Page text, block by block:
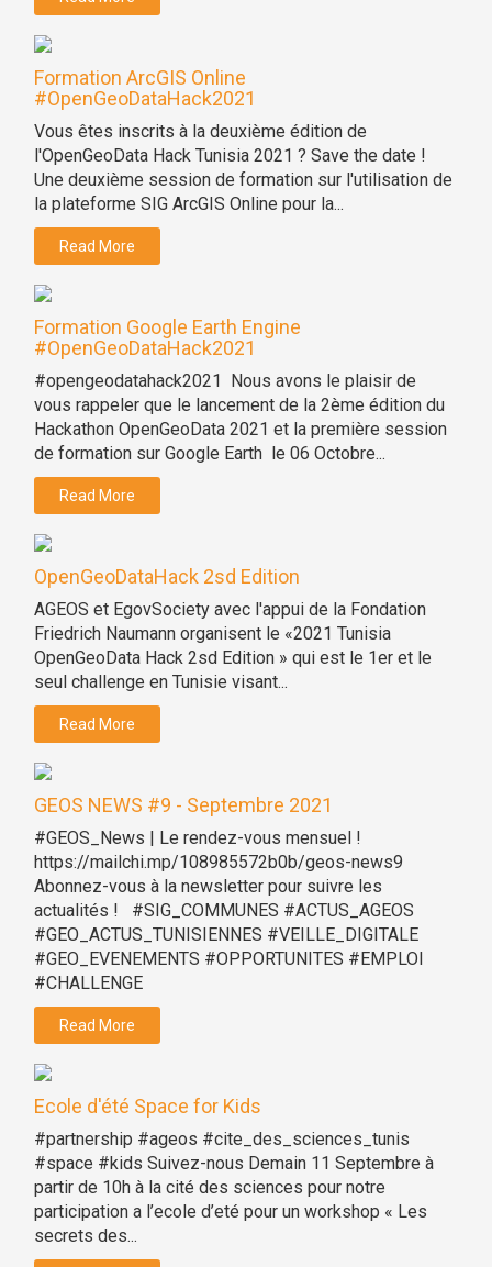
Formation ArcGIS Online
#OpenGeoDataHack2021
Vous êtes inscrits à la deuxième édition de
l'OpenGeoData Hack Tunisia 2021 ? Save the date !
Une deuxième session de formation sur l'utilisation de
la plateforme SIG ArcGIS Online pour la...
Read More
Formation Google Earth Engine
#OpenGeoDataHack2021
#opengeodatahack2021 Nous avons le plaisir de
vous rappeler que le lancement de la 2ème édition du
Hackathon OpenGeoData 2021 et la première session
de formation sur Google Earth le 06 Octobre...
Read More
OpenGeoDataHack 2sd Edition
AGEOS et EgovSociety avec l'appui de la Fondation
Friedrich Naumann organisent le «2021 Tunisia
OpenGeoData Hack 2sd Edition » qui est le 1er et le
seul challenge en Tunisie visant...
Read More
GEOS NEWS #9 - Septembre 2021
#GEOS_News | Le rendez-vous mensuel !
https://mailchi.mp/108985572b0b/geos-news9
Abonnez-vous à la newsletter pour suivre les
actualités ! #SIG_COMMUNES #ACTUS_AGEOS
#GEO_ACTUS_TUNISIENNES #VEILLE_DIGITALE
#GEO_EVENEMENTS #OPPORTUNITES #EMPLOI
#CHALLENGE
Read More
Ecole d'été Space for Kids
#partnership #ageos #cite_des_sciences_tunis
#space #kids Suivez-nous Demain 11 Septembre à
partir de 10h à la cité des sciences pour notre
participation a l’ecole d’eté pour un workshop « Les
secrets des...